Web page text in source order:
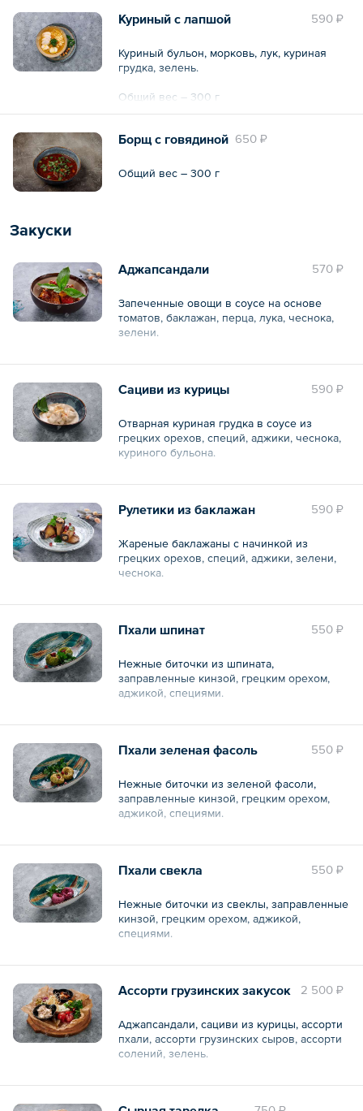
590 ₽
Куриный с лапшой
Куриный бульон, морковь, лук, куриная
грудка, зелень.
Общий вес – 300 г
650 ₽
Борщ с говядиной
Общий вес – 300 г
Закуски
570 ₽
Аджапсандали
Запеченные овощи в соусе на основе
томатов, баклажан, перца, лука, чеснока,
зелени.
Общий вес – 200 г
590 ₽
Сациви из курицы
Отварная куриная грудка в соусе из
грецких орехов, специй, аджики, чеснока,
куриного бульона.
Общий вес – 230 г
590 ₽
Рулетики из баклажан
Жареные баклажаны с начинкой из
грецких орехов, специй, аджики, зелени,
чеснока.
Общий вес – 150 г
550 ₽
Пхали шпинат
Нежные биточки из шпината,
заправленные кинзой, грецким орехом,
аджикой, специями.
Общий вес – 100 г
550 ₽
Пхали зеленая фасоль
Нежные биточки из зеленой фасоли,
заправленные кинзой, грецким орехом,
аджикой, специями.
Общий вес – 100 г
550 ₽
Пхали свекла
Нежные биточки из свеклы, заправленные
кинзой, грецким орехом, аджикой,
специями.
Общий вес – 100 г
2 500 ₽
Ассорти грузинских закусок
Аджапсандали, сациви из курицы, ассорти
пхали, ассорти грузинских сыров, ассорти
солений, зелень.
Общий вес – 0.8 кг